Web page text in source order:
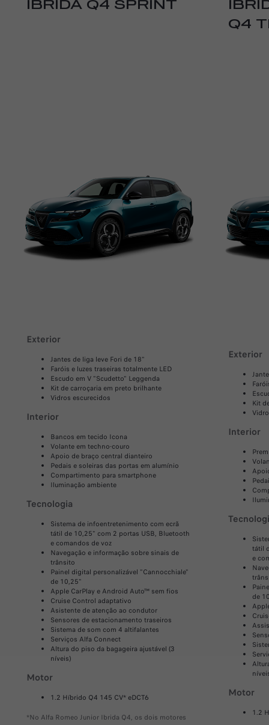
IBRIDA Q4 SPRINT
Exterior
Jantes de liga leve Fori de 18"
Faróis e luzes traseiras totalmente LED
Escudo em V "Scudetto" Leggenda
Kit de carroçaria em preto brilhante
Vidros escurecidos
Interior
Bancos em tecido Icona
Volante em techno-couro
Apoio de braço central dianteiro
Pedais e soleiras das portas em alumínio
Compartimento para smartphone
Iluminação ambiente
Tecnologia
Sistema de infoentretenimento com ecrã
tátil de 10,25" com 2 portas USB, Bluetooth
e comandos de voz
Navegação e informação sobre sinais de
trânsito
Painel digital personalizável "Cannocchiale"
de 10,25"
Apple CarPlay e Android Auto™ sem fios
Cruise Control adaptativo
Asistente de atenção ao condutor
Sensores de estacionamento traseiros
Sistema de som com 4 altifalantes
Serviços Alfa Connect
Altura do piso da bagageira ajustável (3
níveis)
Motor
1.2 Híbrido Q4 145 CV* eDCT6
*No Alfa Romeo Junior Ibrida Q4, os dois motores
Q4
Exterior
Kit
Interior
tátil
e
de
Motor
1.2